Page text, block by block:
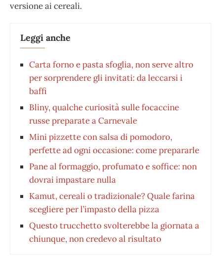
versione ai cereali.
Leggi anche
Carta forno e pasta sfoglia, non serve altro
per sorprendere gli invitati: da leccarsi i
baffi
Bliny, qualche curiosità sulle focaccine
russe preparate a Carnevale
Mini pizzette con salsa di pomodoro,
perfette ad ogni occasione: come prepararle
Pane al formaggio, profumato e soffice: non
dovrai impastare nulla
Kamut, cereali o tradizionale? Quale farina
scegliere per l’impasto della pizza
Questo trucchetto svolterebbe la giornata a
chiunque, non credevo al risultato